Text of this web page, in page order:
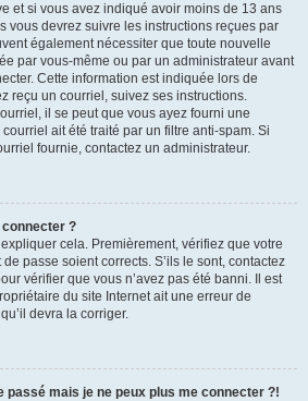
et si vous avez indiqué avoir moins de 13 ans
vous devrez suivre les instructions reçues par
également nécessiter que toute nouvelle
par vous-même ou par un administrateur avant
Cette information est indiquée lors de
reçu un courriel, suivez ses instructions.
il se peut que vous ayez fourni une
ait été traité par un filtre anti-spam. Si
fournie, contactez un administrateur.
connecter ?
cela. Premièrement, vérifiez que votre
passe soient corrects. S’ils le sont, contactez
vérifier que vous n’avez pas été banni. Il est
du site Internet ait une erreur de
devra la corriger.
passé mais je ne peux plus me connecter ?!